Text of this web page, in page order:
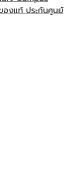
องแท้ ประกันศูนย์